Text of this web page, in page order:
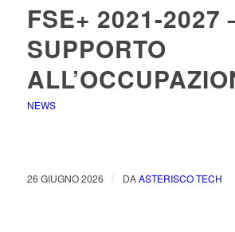
FSE+ 2021-2027
SUPPORTO
NEWS
26 GIUGNO 2026 / DAASTERISCO TECH